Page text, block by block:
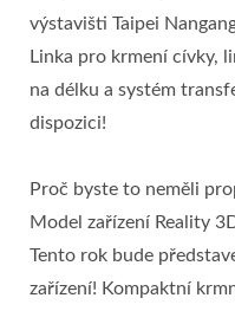
výstavišti Taipei
Linka pro krmení cívky,
na délku a systém
dispozici!
Proč byste to neměli
Model zařízení Reality
Tento rok bude
zařízení! Kompaktní